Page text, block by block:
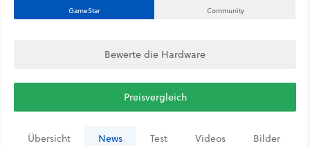
GameStar Community
Bewerte die Hardware
Preisvergleich
Übersicht News Test Videos Bilder